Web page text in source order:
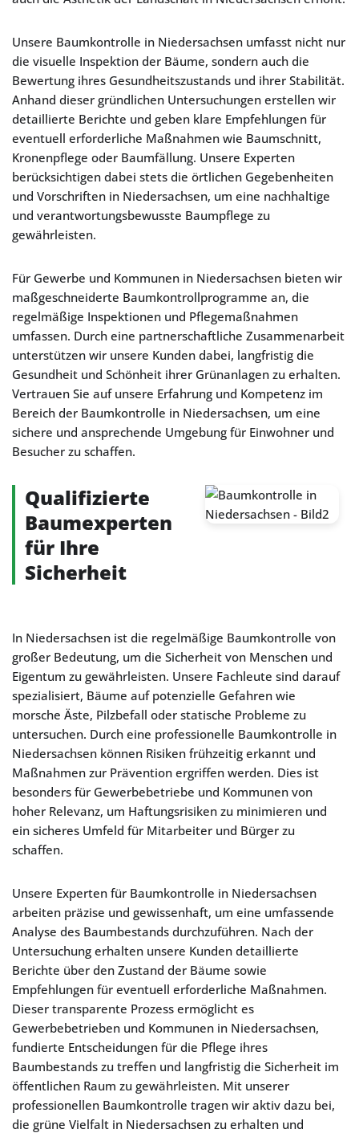
Unsere Baumkontrolle in Niedersachsen umfasst nicht nur
die visuelle Inspektion der Bäume, sondern auch die
Bewertung ihres Gesundheitszustands und ihrer Stabilität.
Anhand dieser gründlichen Untersuchungen erstellen wir
detaillierte Berichte und geben klare Empfehlungen für
eventuell erforderliche Maßnahmen wie Baumschnitt,
Kronenpflege oder Baumfällung. Unsere Experten
berücksichtigen dabei stets die örtlichen Gegebenheiten
und Vorschriften in Niedersachsen, um eine nachhaltige
und verantwortungsbewusste Baumpflege zu
gewährleisten.
Für Gewerbe und Kommunen in Niedersachsen bieten wir
maßgeschneiderte Baumkontrollprogramme an, die
regelmäßige Inspektionen und Pflegemaßnahmen
umfassen. Durch eine partnerschaftliche Zusammenarbeit
unterstützen wir unsere Kunden dabei, langfristig die
Gesundheit und Schönheit ihrer Grünanlagen zu erhalten.
Vertrauen Sie auf unsere Erfahrung und Kompetenz im
Bereich der Baumkontrolle in Niedersachsen, um eine
sichere und ansprechende Umgebung für Einwohner und
Besucher zu schaffen.
Qualifizierte
Baumexperten
für Ihre
Sicherheit
In Niedersachsen ist die regelmäßige Baumkontrolle von
großer Bedeutung, um die Sicherheit von Menschen und
Eigentum zu gewährleisten. Unsere Fachleute sind darauf
spezialisiert, Bäume auf potenzielle Gefahren wie
morsche Äste, Pilzbefall oder statische Probleme zu
untersuchen. Durch eine professionelle Baumkontrolle in
Niedersachsen können Risiken frühzeitig erkannt und
Maßnahmen zur Prävention ergriffen werden. Dies ist
besonders für Gewerbebetriebe und Kommunen von
hoher Relevanz, um Haftungsrisiken zu minimieren und
ein sicheres Umfeld für Mitarbeiter und Bürger zu
schaffen.
Unsere Experten für Baumkontrolle in Niedersachsen
arbeiten präzise und gewissenhaft, um eine umfassende
Analyse des Baumbestands durchzuführen. Nach der
Untersuchung erhalten unsere Kunden detaillierte
Berichte über den Zustand der Bäume sowie
Empfehlungen für eventuell erforderliche Maßnahmen.
Dieser transparente Prozess ermöglicht es
Gewerbebetrieben und Kommunen in Niedersachsen,
fundierte Entscheidungen für die Pflege ihres
Baumbestands zu treffen und langfristig die Sicherheit im
öffentlichen Raum zu gewährleisten. Mit unserer
professionellen Baumkontrolle tragen wir aktiv dazu bei,
die grüne Vielfalt in Niedersachsen zu erhalten und